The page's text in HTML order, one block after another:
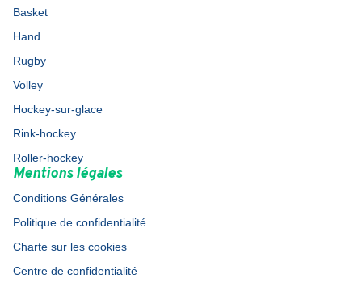
Basket
Hand
Rugby
Volley
Hockey-sur-glace
Rink-hockey
Roller-hockey
Mentions légales
Conditions Générales
Politique de confidentialité
Charte sur les cookies
Centre de confidentialité